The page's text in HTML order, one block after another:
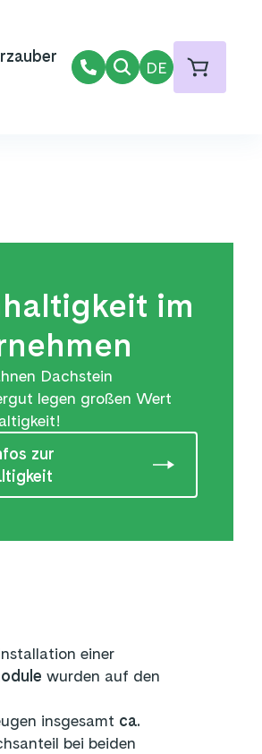
DE
im
Dachstein
legen großen Wert
zur
einer
wurden auf den
insgesamt ca.
bei beiden